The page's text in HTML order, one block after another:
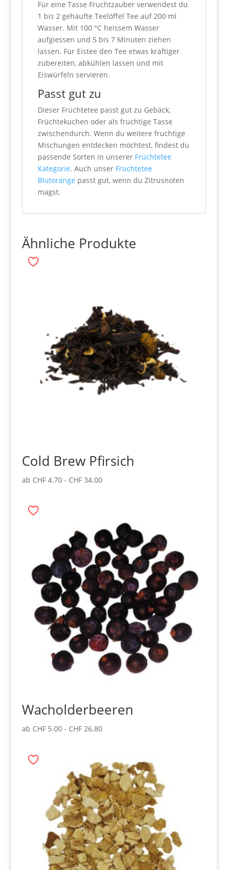
Für eine Tasse Fruchtzauber verwendest du
1 bis 2 gehäufte Teelöffel Tee auf 200 ml
Wasser. Mit 100 °C heissem Wasser
aufgiessen und 5 bis 7 Minuten ziehen
lassen. Für Eistee den Tee etwas kräftiger
zubereiten, abkühlen lassen und mit
Eiswürfeln servieren.
Passt gut zu
Dieser Früchtetee passt gut zu Gebäck,
Früchtekuchen oder als fruchtige Tasse
zwischendurch. Wenn du weitere fruchtige
Mischungen entdecken möchtest, findest du
passende Sorten in unserer Früchtetee
Kategorie. Auch unser Früchtetee
Blutorange passt gut, wenn du Zitrusnoten
magst.
Ähnliche Produkte
Cold Brew Pfirsich
ab CHF4.70- CHF34.00
Wacholderbeeren
ab CHF5.00- CHF26.80